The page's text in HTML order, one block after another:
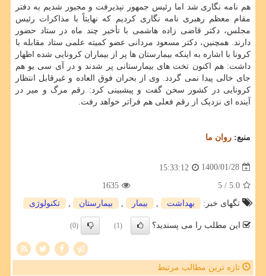
هم نامه نگاری شد اما رئیس جمهور نپذیرفت و مجبور شدیم به دفتر
مقام معظم رهبری نامه نگاری کردیم که نهایتاً با مذاکرات رئیس
مجلس، دکتر قاضی زاده هاشمی با تأخیر چند ماه در ستاد حضور
دارند. همچنین، دکتر مسعود مردانی عضو کمیته علمی ستاد مقابله با
کرونا با اشاره به اینکه بیمارستان ها پر از بیماران کرونایی شده اظهار
داشت: هم اکنون تخت های بیمارستانی پر شدند و در آی سی یو هم
جای خالی پیدا نمی گردد. وی از بحران فوق العاده و غیرقابل انتظار
کرونایی در کشور سخن گفت و پیشبینی کرد: رقم مرگ و میر در
آینده ای نزدیک از رقم فعلی هم فراتر خواهد رفت.
منبع: روان ما
1400/01/28
15:33:12
5.0
/ 5
1635
تگهای خبر:
بهداشت بیمار بیمارستان تكنولوژی
این مطلب را می پسندید؟ (1)
(0)
تازه ترین مطالب مرتبط